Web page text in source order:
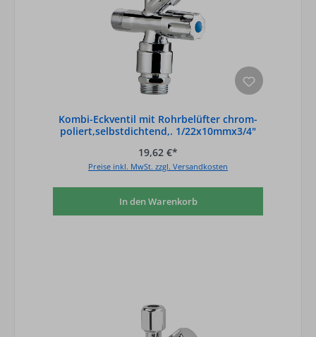
Kombi-Eckventil mit Rohrbelüfter chrom-
poliert,selbstdichtend,. 1/22x10mmx3/4"
19,62 €*
Preise inkl. MwSt. zzgl. Versandkosten
In den Warenkorb